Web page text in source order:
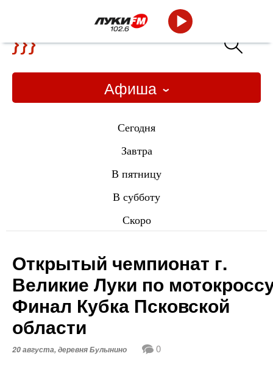
Афиша
Сегодня
Завтра
В пятницу
В субботу
Скоро
Открытый чемпионат г.
Великие Луки по
Финал Кубка Псковской
области
20 августа, деревня Булынино 0